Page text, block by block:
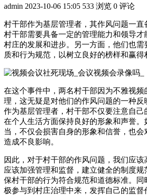
admin 2023-10-06 15:05 533 浏览 0 评论
村干部作为基层管理者，其作风问题一直
村干部需要具备一定的管理能力和领导才
村庄的发展和进步。另一方面，他们也需
质和行为规范，以树立良好的榜样和赢得
在这个事件中，两名村干部因为不雅视频
理，这无疑是对他们的作风问题的一种反
作为基层管理者，村干部不仅要注意自己
在个人生活方面保持良好的形象和声誉。
当，不仅会损害自身的形象和信誉，也会
造成不良影响。
因此，对于村干部的作风问题，我们应该
应该加强管理和监督，建立健全的制度规
保村干部的行为符合规范和道德标准。同
极参与到村庄治理中来，发挥自己的监督